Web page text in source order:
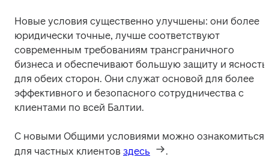
Новые условия существенно улучшены: они более
юридически точные, лучше соответствуют
современным требованиям трансграничного
бизнеса и обеспечивают большую защиту и ясность
для обеих сторон. Они служат основой для более
эффективного и безопасного сотрудничества с
клиентами по всей Балтии.
С новыми Общими условиями можно ознакомиться
для частных клиентов здесь .